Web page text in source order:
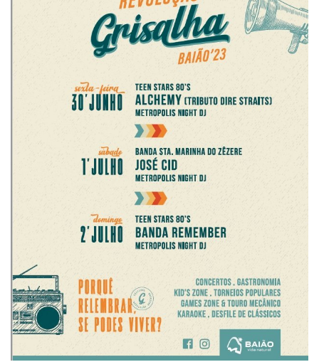
Estatuto Editorial